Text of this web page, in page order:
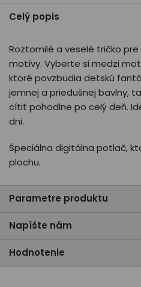
Celý popis
Roztomilé a veselé tričko
motívy. Vyberte si medzi
ktoré povzbudia detskú
jemnej a priedušnej bavlny,
cítiť pohodlne po celý deň.
dni.
Špeciálna digitálna potlač,
plochu.
Parametre produktu
Napíšte nám
Hodnotenie